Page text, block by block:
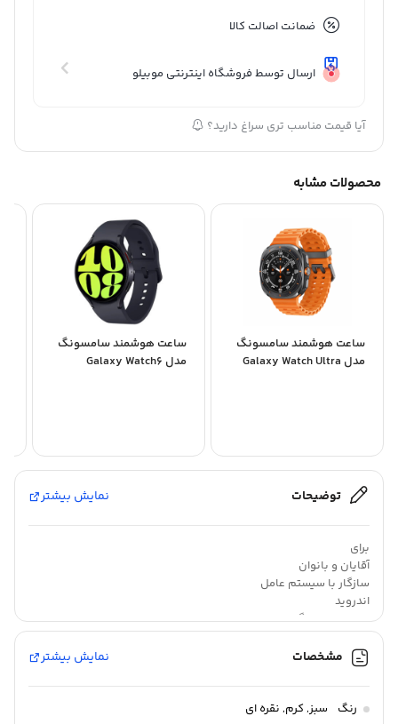
ضمانت اصالت کالا
ارسال توسط فروشگاه اینترنتی موبیلو
آیا قیمت مناسب تری سراغ دارید؟
محصولات مشابه
ساعت هوشمند سامسونگ
مدل Galaxy Watch Ultra
ساعت هوشمند سامسونگ
مدل Galaxy Watch6
توضیحات نمایش بیشتر
برای
آقایان و بانوان
سازگار با سیستم عامل
اندروید
توضیحات سازگاری
سازگار با اندروید نسخه ۱۱ و بالاتر
نوع کاربری
رسمی
روزمره
قابلیت‌های ساعت هوشمند
مشخصات نمایش بیشتر
رنگ سبز, کرم, نقره ای